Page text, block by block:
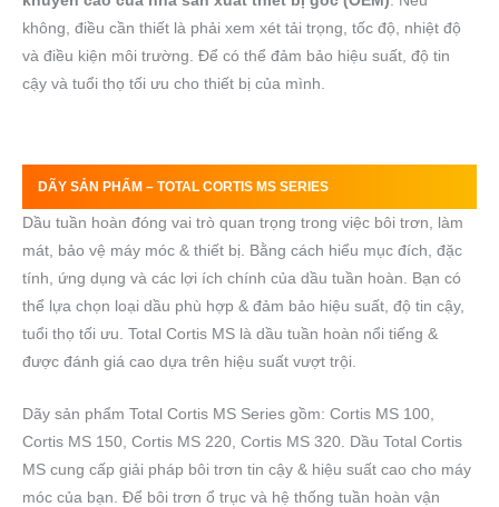
không, điều cần thiết là phải xem xét tải trọng, tốc độ, nhiệt độ
và điều kiện môi trường. Để có thể đảm bảo hiệu suất, độ tin
cậy và tuổi thọ tối ưu cho thiết bị của mình.
DÃY SẢN PHẨM – TOTAL CORTIS MSSERIES
Dầu tuần hoàn đóng vai trò quan trọng trong việc bôi trơn, làm
mát, bảo vệ máy móc & thiết bị. Bằng cách hiểu mục đích, đặc
tính, ứng dụng và các lợi ích chính của dầu tuần hoàn. Bạn có
thể lựa chọn loại dầu phù hợp & đảm bảo hiệu suất, độ tin cậy,
tuổi thọ tối ưu. Total Cortis MS là dầu tuần hoàn nổi tiếng &
được đánh giá cao dựa trên hiệu suất vượt trội.
Dãy sản phẩm Total Cortis MS Series gồm: Cortis MS 100,
Cortis MS 150, Cortis MS 220, Cortis MS 320. Dầu Total Cortis
MS cung cấp giải pháp bôi trơn tin cậy & hiệu suất cao cho máy
móc của bạn. Để bôi trơn ổ trục và hệ thống tuần hoàn vận